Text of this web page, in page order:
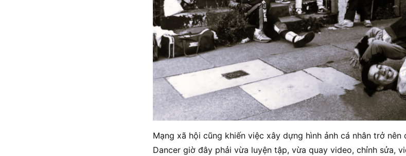
Mạng xã hội cũng khiến việc xây dựng hình ảnh cá nhân trở
Dancer giờ đây phải vừa luyện tập, vừa quay video, chỉnh sửa,